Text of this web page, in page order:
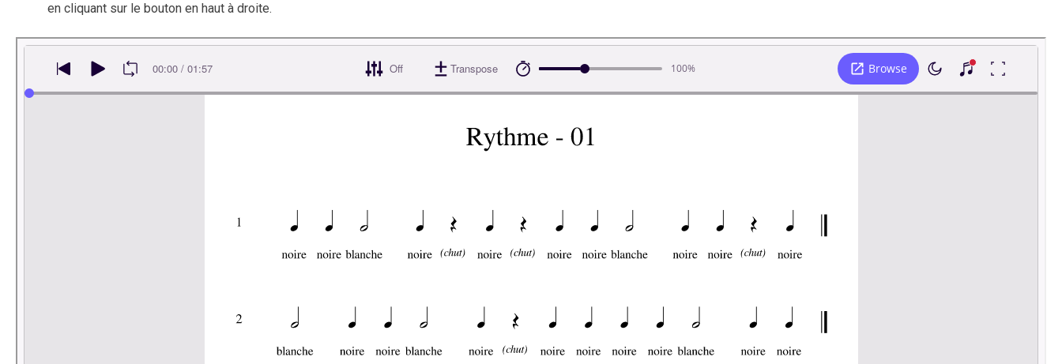
en cliquant sur le bouton en haut à droite.